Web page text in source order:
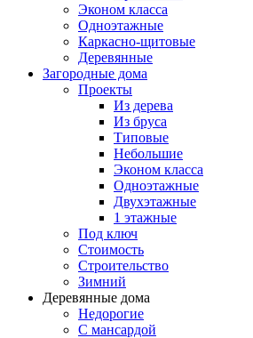
Эконом класса
Одноэтажные
Каркасно-щитовые
Деревянные
Загородные дома
Проекты
Из дерева
Из бруса
Типовые
Небольшие
Эконом класса
Одноэтажные
Двухэтажные
1 этажные
Под ключ
Стоимость
Строительство
Зимний
Деревянные дома
Недорогие
С мансардой